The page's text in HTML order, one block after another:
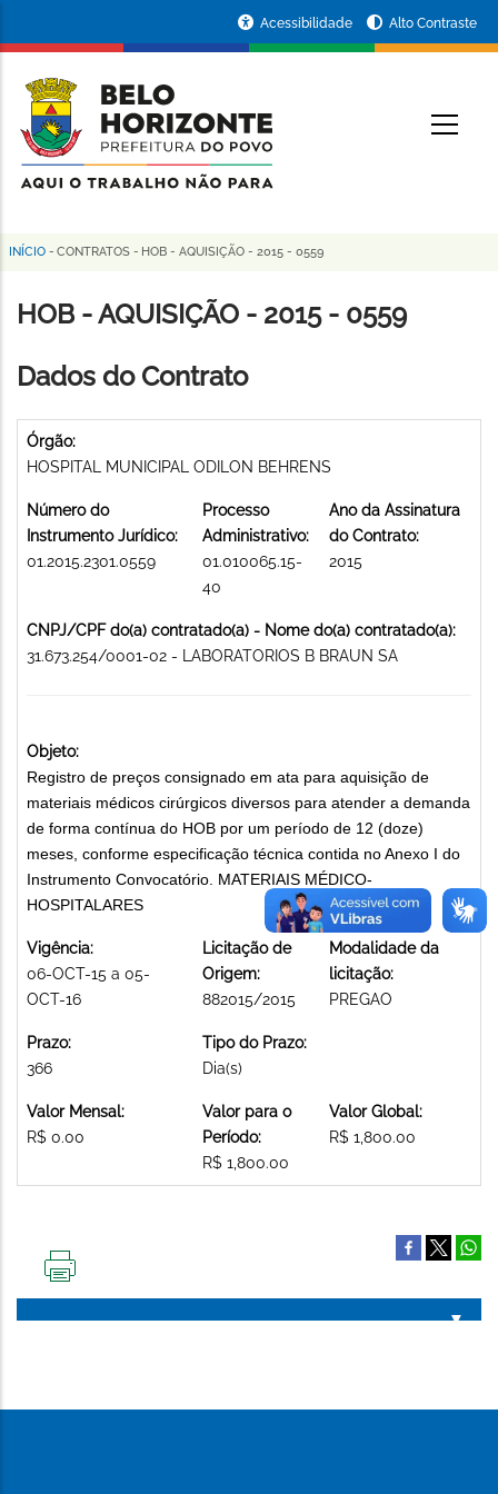
conteúdo
principal
da
Prefeitura
de
Horizonte
Acessibilidade Alto Contraste
Trilha
de
INÍCIO - CONTRATOS - HOB - AQUISIÇÃO - 2015 - 0559
HOB - AQUISIÇÃO - 2015 - 0559
Dados do Contrato
Órgão:
HOSPITAL MUNICIPAL ODILON BEHRENS
Número do
Instrumento Jurídico:
01.2015.2301.0559
Processo
Administrativo:
01.010065.15-
40
Ano da Assinatura
do Contrato:
2015
CNPJ/CPF do(a) contratado(a) - Nome do(a) contratado(a):
31.673.254/0001-02 - LABORATORIOS B BRAUN SA
Objeto:
Registro de preços consignado em ata para aquisição de
materiais médicos cirúrgicos diversos para atender a demanda
de forma contínua do HOB por um período de 12 (doze)
meses, conforme especificação técnica contida no Anexo I do
Instrumento Convocatório. MATERIAIS MÉDICO-
HOSPITALARES
Vigência:
06-OCT-15 a 05-
OCT-16
Licitação de
Origem:
882015/2015
Modalidade da
licitação:
PREGAO
Prazo:
366
Tipo do Prazo:
Dia(s)
Valor Mensal:
R$ 0.00
Valor para o
Período:
R$ 1,800.00
Valor Global:
R$ 1,800.00
PÁGINA